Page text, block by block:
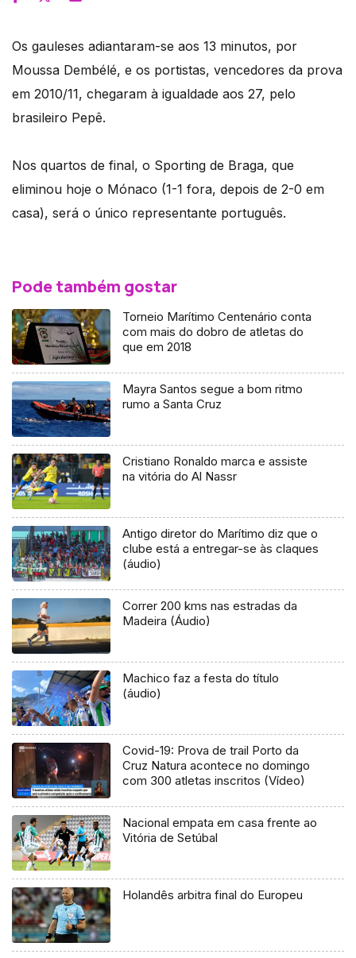
Os gauleses adiantaram-se aos 13 minutos, por
Moussa Dembélé, e os portistas, vencedores da prova
em 2010/11, chegaram à igualdade aos 27, pelo
brasileiro Pepê.
Nos quartos de final, o Sporting de Braga, que
eliminou hoje o Mónaco (1-1 fora, depois de 2-0 em
casa), será o único representante português.
Pode também gostar
Torneio Marítimo Centenário conta
com mais do dobro de atletas do
que em 2018
Mayra Santos segue a bom ritmo
rumo a Santa Cruz
Cristiano Ronaldo marca e assiste
na vitória do Al Nassr
Antigo diretor do Marítimo diz que o
clube está a entregar-se às claques
(áudio)
Correr 200 kms nas estradas da
Madeira (Áudio)
Machico faz a festa do título
(áudio)
Covid-19: Prova de trail Porto da
Cruz Natura acontece no domingo
com 300 atletas inscritos (Vídeo)
Nacional empata em casa frente ao
Vitória de Setúbal
Holandês arbitra final do Europeu